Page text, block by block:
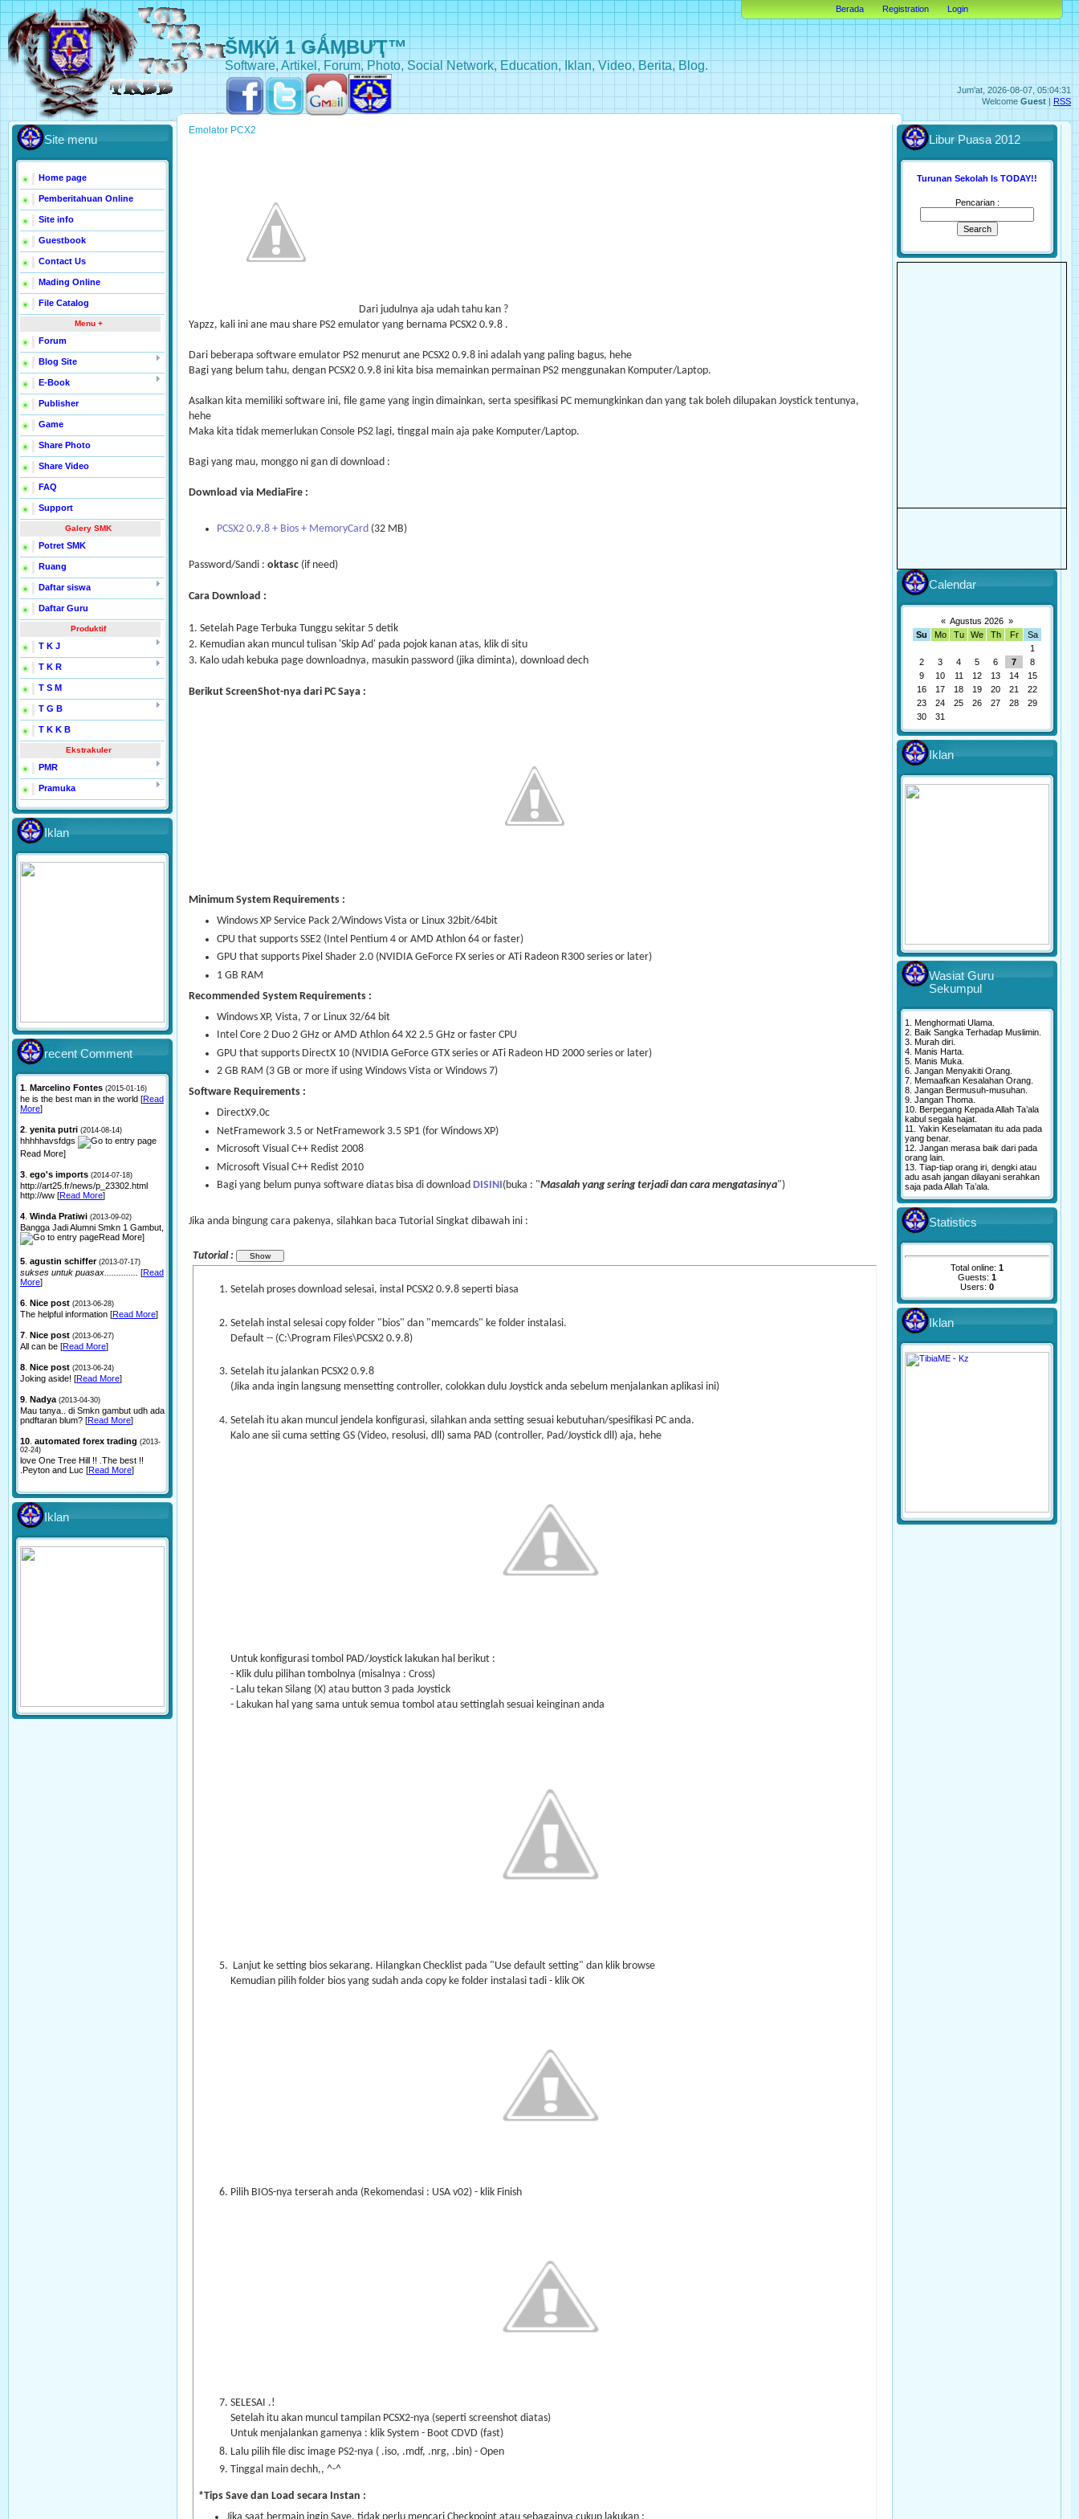
Jum'at, 2026-08-07, 05:04:31
Welcome Guest | RSS
ŠӍҚЙ 1 ǤǺӍBƯҬ™
Software, Artikel, Forum, Photo, Social Network, Education, Iklan, Video, Berita, Blog.
Berada Registration Login
Site menu
Home page
Pemberitahuan Online
Site info
Guestbook
Contact Us
Mading Online
File Catalog
Menu +
Forum
Blog Site
E-Book
Publisher
Game
Share Photo
Share Video
FAQ
Support
Galery SMK
Potret SMK
Ruang
Daftar siswa
Daftar Guru
Produktif
T K J
T K R
T S M
T G B
T K K B
Ekstrakuler
PMR
Pramuka
Iklan
recent Comment
1 Marcelino Fontes (2015-01-16)
he is the best man in the world [Read
More]
2 yenita putri (2014-08-14)
hhhhhavsfdgs
Read More]
3 ego's imports (2014-07-18)
http://art25.fr/news/p_23302.html
http://ww [Read More]
4 Winda Pratiwi (2013-09-02)
Bangga Jadi Alumni Smkn 1 Gambut,
Read More]
5 agustin schiffer (2013-07-17)
sukses untuk puasax.............. [Read
More]
6 Nice post (2013-06-28)
The helpful information [Read More]
7 Nice post (2013-06-27)
All can be [Read More]
8 Nice post (2013-06-24)
Joking aside! [Read More]
9 Nadya (2013-04-30)
Mau tanya.. di Smkn gambut udh ada
pndftaran blum? [Read More]
10 automated forex trading (2013-
02-24)
love One Tree Hill !! .The best !!
.Peyton and Luc [Read More]
Iklan
Emolator PCX2
Dari judulnya aja udah tahu kan ?
Yapzz, kali ini ane mau share PS2 emulator yang bernama PCSX2 0.9.8 .
Dari beberapa software emulator PS2 menurut ane PCSX2 0.9.8 ini adalah yang paling bagus, hehe
Bagi yang belum tahu, dengan PCSX2 0.9.8 ini kita bisa memainkan permainan PS2 menggunakan Komputer/Laptop.
Asalkan kita memiliki software ini, file game yang ingin dimainkan, serta spesifikasi PC memungkinkan dan yang tak boleh dilupakan Joystick tentunya,
hehe
Maka kita tidak memerlukan Console PS2 lagi, tinggal main aja pake Komputer/Laptop.
Bagi yang mau, monggo ni gan di download :
Download via MediaFire :
PCSX2 0.9.8 + Bios + MemoryCard (32 MB)
Password/Sandi : oktasc (if need)
Cara Download :
1. Setelah Page Terbuka Tunggu sekitar 5 detik
2. Kemudian akan muncul tulisan 'Skip Ad' pada pojok kanan atas, klik di situ
3. Kalo udah kebuka page downloadnya, masukin password (jika diminta), download dech
Berikut ScreenShot-nya dari PC Saya :
Minimum System Requirements :
Windows XP Service Pack 2/Windows Vista or Linux 32bit/64bit
CPU that supports SSE2 (Intel Pentium 4 or AMD Athlon 64 or faster)
GPU that supports Pixel Shader 2.0 (NVIDIA GeForce FX series or ATi Radeon R300 series or later)
1 GB RAM
Recommended System Requirements :
Windows XP, Vista, 7 or Linux 32/64 bit
Intel Core 2 Duo 2 GHz or AMD Athlon 64 X2 2.5 GHz or faster CPU
GPU that supports DirectX 10 (NVIDIA GeForce GTX series or ATi Radeon HD 2000 series or later)
2 GB RAM (3 GB or more if using Windows Vista or Windows 7)
Software Requirements :
DirectX9.0c
NetFramework 3.5 or NetFramework 3.5 SP1 (for Windows XP)
Microsoft Visual C++ Redist 2008
Microsoft Visual C++ Redist 2010
Bagi yang belum punya software diatas bisa di download DISINI(buka : "Masalah yang sering terjadi dan cara mengatasinya")
Jika anda bingung cara pakenya, silahkan baca Tutorial Singkat dibawah ini :
Tutorial :
Setelah proses download selesai, instal PCSX2 0.9.8 seperti biasa
Setelah instal selesai copy folder "bios" dan "memcards" ke folder instalasi.
Default -- (C:\Program Files\PCSX2 0.9.8)
Setelah itu jalankan PCSX2 0.9.8
(Jika anda ingin langsung mensetting controller, colokkan dulu Joystick anda sebelum menjalankan aplikasi ini)
Setelah itu akan muncul jendela konfigurasi, silahkan anda setting sesuai kebutuhan/spesifikasi PC anda.
Kalo ane sii cuma setting GS (Video, resolusi, dll) sama PAD (controller, Pad/Joystick dll) aja, hehe
Untuk konfigurasi tombol PAD/Joystick lakukan hal berikut :
- Klik dulu pilihan tombolnya (misalnya : Cross)
- Lalu tekan Silang (X) atau button 3 pada Joystick
- Lakukan hal yang sama untuk semua tombol atau settinglah sesuai keinginan anda
Lanjut ke setting bios sekarang. Hilangkan Checklist pada "Use default setting" dan klik browse
Kemudian pilih folder bios yang sudah anda copy ke folder instalasi tadi - klik OK
Pilih BIOS-nya terserah anda (Rekomendasi : USA v02) - klik Finish
SELESAI .!
Setelah itu akan muncul tampilan PCSX2-nya (seperti screenshot diatas)
Untuk menjalankan gamenya : klik System - Boot CDVD (fast)
Lalu pilih file disc image PS2-nya ( .iso, .mdf, .nrg, .bin) - Open
Tinggal main dechh,, ^-^
*Tips Save dan Load secara Instan :
Libur Puasa 2012
Turunan Sekolah Is TODAY!!
Pencarian :
Calendar
« Agustus 2026 »
Su
Mo Tu We Th Fr
Sa
1
2
3 4 5 6 7
8
9
10 11 12 13 14
15
16
17 18 19 20 21
22
23
24 25 26 27 28
29
30
31
Iklan
Wasiat Guru
Sekumpul
1. Menghormati Ulama.
2. Baik Sangka Terhadap Muslimin.
3. Murah diri.
4. Manis Harta.
5. Manis Muka.
6. Jangan Menyakiti Orang.
7. Memaafkan Kesalahan Orang.
8. Jangan Bermusuh-musuhan.
9. Jangan Thoma.
10. Berpegang Kepada Allah Ta’ala
kabul segala hajat.
11. Yakin Keselamatan itu ada pada
yang benar.
12. Jangan merasa baik dari pada
orang lain.
13. Tiap-tiap orang iri, dengki atau
adu asah jangan dilayani serahkan
saja pada Allah Ta’ala.
Statistics
Total online: 1
Guests: 1
Users: 0
Iklan